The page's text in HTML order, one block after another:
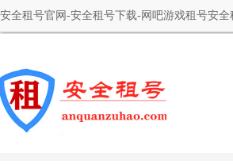
安全租号官网-安全租号下载-网吧游戏租号安全